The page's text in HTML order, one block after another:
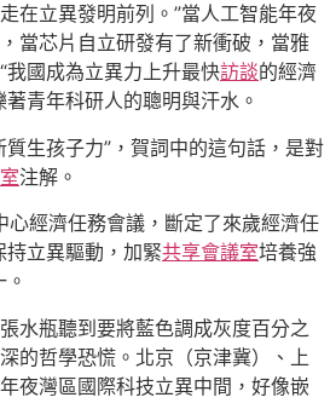
在立異發明前列。”當人工智能年夜
當芯片自立研發有了新衝破，當雅
我國成為立異力上升最快訪談的經濟
青年科研人的聰明與汗水。
質生孩子力”，賀詞中的這句話，是對
注解。
經濟任務會議，斷定了來歲經濟任
持立異驅動，加緊共享會議室培養強
水瓶聽到要將藍色調成灰度百分之
的哲學恐慌。北京（京津冀）、上
夜灣區國際科技立異中間，好像嵌